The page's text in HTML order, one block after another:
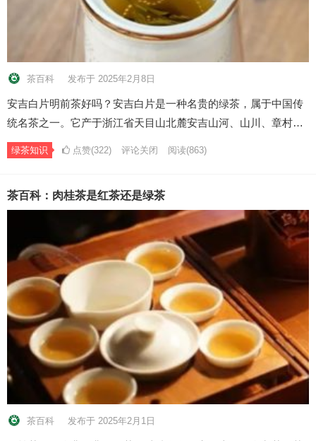
茶百科 发布于 2025年2月8日
安吉白片明前茶好吗？安吉白片是一种名贵的绿茶，属于中国传
统名茶之一。它产于浙江省天目山北麓安吉山河、山川、章村…
绿茶知识 点赞(322) 评论关闭 阅读(863)
茶百科：肉桂茶是红茶还是绿茶
茶百科 发布于 2025年2月1日